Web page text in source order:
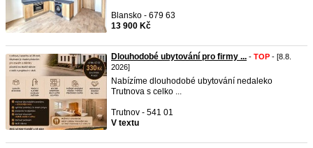
Blansko - 679 63
13 900 Kč
Dlouhodobé ubytování pro firmy ... - TOP - [8.8.
2026]
Nabízíme dlouhodobé ubytování nedaleko
Trutnova s celko ...
Trutnov - 541 01
V textu